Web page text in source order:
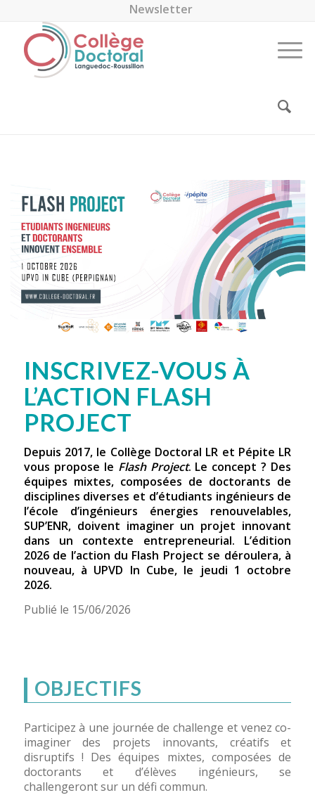
Newsletter
INSCRIVEZ-VOUS À
L’ACTION FLASH
PROJECT
Depuis 2017, le Collège Doctoral LR et Pépite LR
vous propose le Flash Project. Le concept ? Des
équipes mixtes, composées de doctorants de
disciplines diverses et d’étudiants ingénieurs de
l’école d’ingénieurs énergies renouvelables,
SUP’ENR, doivent imaginer un projet innovant
dans un contexte entrepreneurial. L’édition
2026 de l’action du Flash Project se déroulera, à
nouveau, à UPVD In Cube, le jeudi 1 octobre
2026.
Publié le 15/06/2026
OBJECTIFS
Participez à une journée de challenge et venez co-
imaginer des projets innovants, créatifs et
disruptifs ! Des équipes mixtes, composées de
doctorants et d’élèves ingénieurs, se
challengeront sur un défi commun.